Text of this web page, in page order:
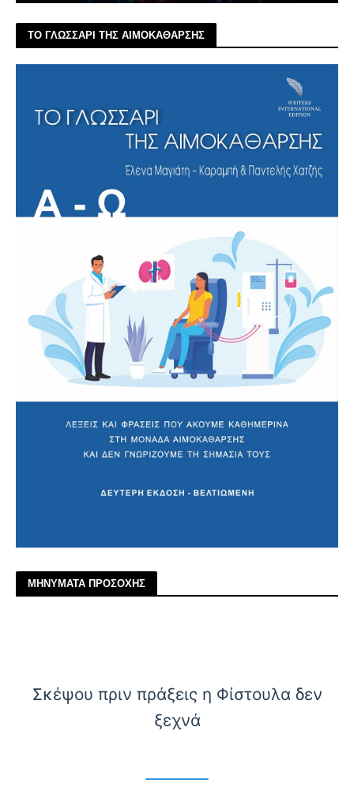
ΤΟ ΓΛΩΣΣΑΡΙ ΤΗΣ ΑΙΜΟΚΑΘΑΡΣΗΣ
ΜΗΝΥΜΑΤΑ ΠΡΟΣΟΧΗΣ
Σκέψου πριν πράξεις η Φίστουλα δεν
ξεχνά